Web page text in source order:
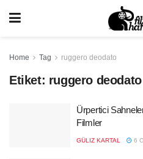
Home Tag ruggero deodato
Etiket: ruggero deodato
Ürpertici
Filmler
GÜLIZ KARTAL 6